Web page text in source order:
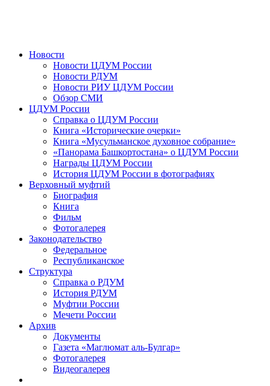
Новости
Новости ЦДУМ России
Новости РДУМ
Новости РИУ ЦДУМ России
Обзор СМИ
ЦДУМ России
Справка о ЦДУМ России
Книга «Исторические очерки»
Книга «Мусульманское духовное собрание»
«Панорама Башкортостана» о ЦДУМ России
Награды ЦДУМ России
История ЦДУМ России в фотографиях
Верховный муфтий
Биография
Книга
Фильм
Фотогалерея
Законодательство
Федеральное
Республиканское
Структура
Справка о РДУМ
История РДУМ
Муфтии России
Мечети России
Архив
Документы
Газета «Маглюмат аль-Булгар»
Фотогалерея
Видеогалерея